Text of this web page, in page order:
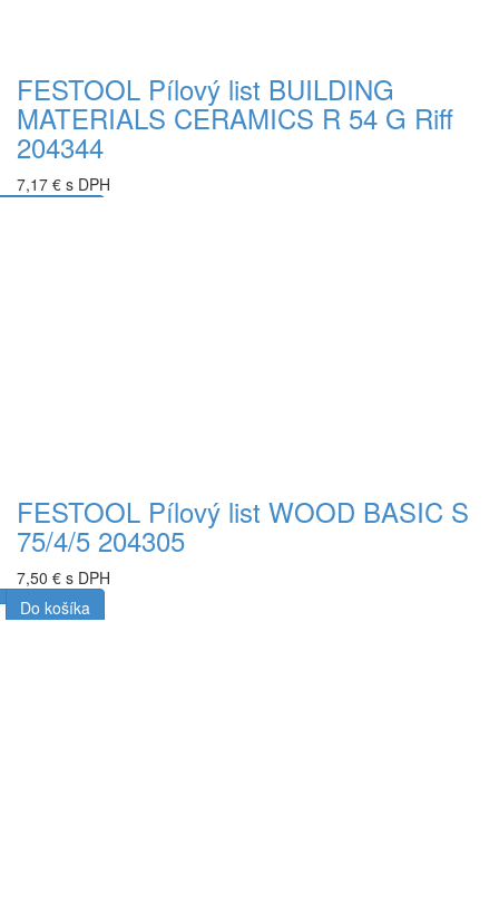
FESTOOL Pílový list BUILDING
MATERIALS CERAMICS R 54 G Riff
204344
7,17 € s DPH
FESTOOL Pílový list WOOD BASIC S
75/4/5 204305
7,50 € s DPH
Do košíka